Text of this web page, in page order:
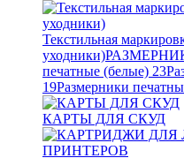
Текстильная
уходники)
печатные (белые) 23
19Размерники
КАРТЫ ДЛЯ СКУД